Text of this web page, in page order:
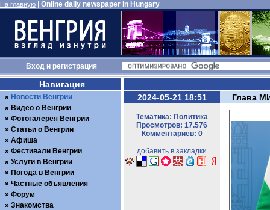
На главную Online daily newspaper in Hungary
Входи регистрация
2024-05-21 18:51
Тематика: Политика
Просмотров: 17.576
Комментариев: 0
добавить в закладки
Глава
Навигация
Новости Венгрии
Видео о Венгрии
Фотогалерея Венгрии
Статьи о Венгрии
Афиша
Фестивали Венгрии
Услуги в Венгрии
Погода в Венгрии
Частные объявления
Форум
Знакомства